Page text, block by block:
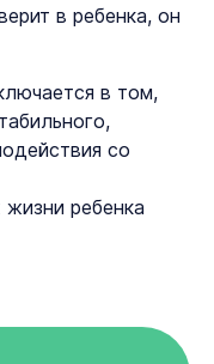
в ребенка, он
в том,
со
ребенка